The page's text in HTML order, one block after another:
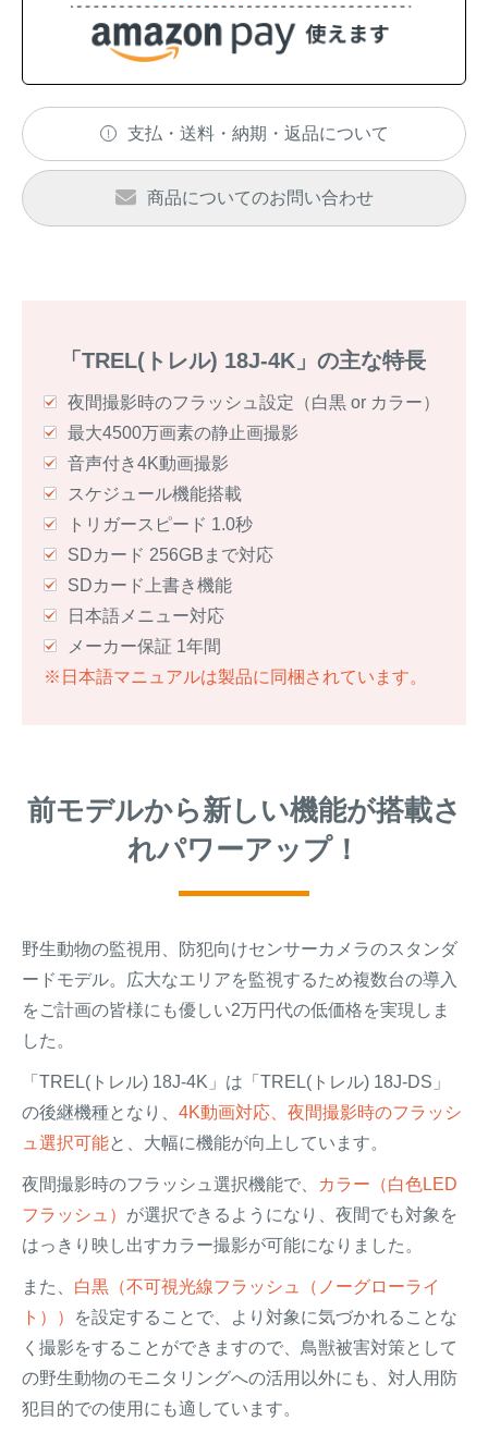
支払・送料・納期・返品について
商品についてのお問い合わせ
「TREL(トレル) 18J-4K」の主な特長
夜間撮影時のフラッシュ設定（白黒 or カラー）
最大4500万画素の静止画撮影
音声付き4K動画撮影
スケジュール機能搭載
トリガースピード 1.0秒
SDカード 256GBまで対応
SDカード上書き機能
日本語メニュー対応
メーカー保証 1年間
※日本語マニュアルは製品に同梱されています。
前モデルから新しい機能が搭載さ
れパワーアップ！
野生動物の監視用、防犯向けセンサーカメラのスタンダ
ードモデル。広大なエリアを監視するため複数台の導入
をご計画の皆様にも優しい2万円代の低価格を実現しま
した。
「TREL(トレル) 18J-4K」は「TREL(トレル) 18J-DS」
の後継機種となり、 4K動画対応、夜間撮影時のフラッシ
ュ選択可能と、大幅に機能が向上しています。
夜間撮影時のフラッシュ選択機能で、
カラー（白色LED
フラッシュ） が選択できるようになり、夜間でも対象を
はっきり映し出すカラー撮影が可能になりました。
また、 白黒（不可視光線フラッシュ（ノーグローライ
ト））
を設定することで、より対象に気づかれることな
く撮影をすることができますので、鳥獣被害対策として
の野生動物のモニタリングへの活用以外にも、対人用防
犯目的での使用にも適しています。